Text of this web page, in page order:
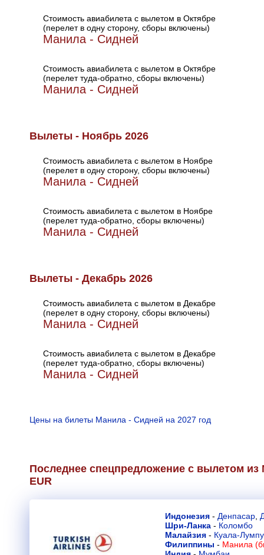
Стоимость авиабилета с вылетом в Октябре
(перелет в одну сторону, сборы включены)
Манила - Сидней
Стоимость авиабилета с вылетом в Октябре
(перелет туда-обратно, сборы включены)
Манила - Сидней
Вылеты - Ноябрь 2026
Стоимость авиабилета с вылетом в Ноябре
(перелет в одну сторону, сборы включены)
Манила - Сидней
Стоимость авиабилета с вылетом в Ноябре
(перелет туда-обратно, сборы включены)
Манила - Сидней
Вылеты - Декабрь 2026
Стоимость авиабилета с вылетом в Декабре
(перелет в одну сторону, сборы включены)
Манила - Сидней
Стоимость авиабилета с вылетом в Декабре
(перелет туда-обратно, сборы включены)
Манила - Сидней
Цены на билеты Манила - Сидней на 2027 год
Последнее спецпредложение с вылетом
EUR
Индонезия - Денпасар
Шри-Ланка - Коломбо
Малайзия - Куала-
Филиппины - Манила